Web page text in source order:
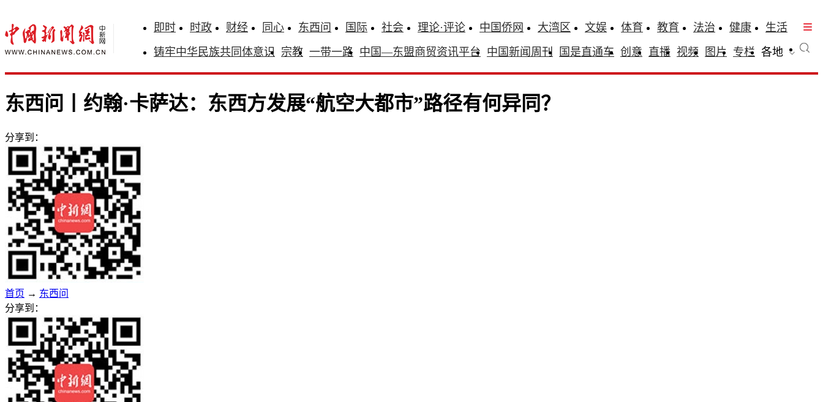
即时 时政 财经 同心 东西问 国际 社会 理论·评论 中国侨网 大湾区 文娱 体育 教育 法治 健康
生活
铸牢中华民族共同体意识 宗教 一带一路 中国—东盟商贸资讯平台 中国新闻周刊 国是直通车 创意 直播 视频 图片 专栏 各地
东西问丨约翰·卡萨达：东西方发展“航空大都市”路径有何异同？
分享到：
首页 → 东西问
分享到：